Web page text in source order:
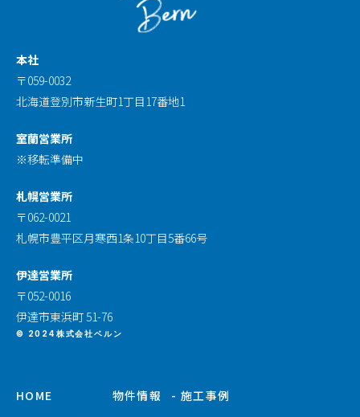
本社
〒059-0032
北海道登別市新生町1丁目17番地1
室蘭営業所
※移転準備中
札幌営業所
〒062-0021
札幌市豊平区月寒西1条10丁目5番66号
伊達営業所
〒052-0016
伊達市東浜町 51-76
© 2024株式会社ベルン
HOME
物件情報
- 施工事例